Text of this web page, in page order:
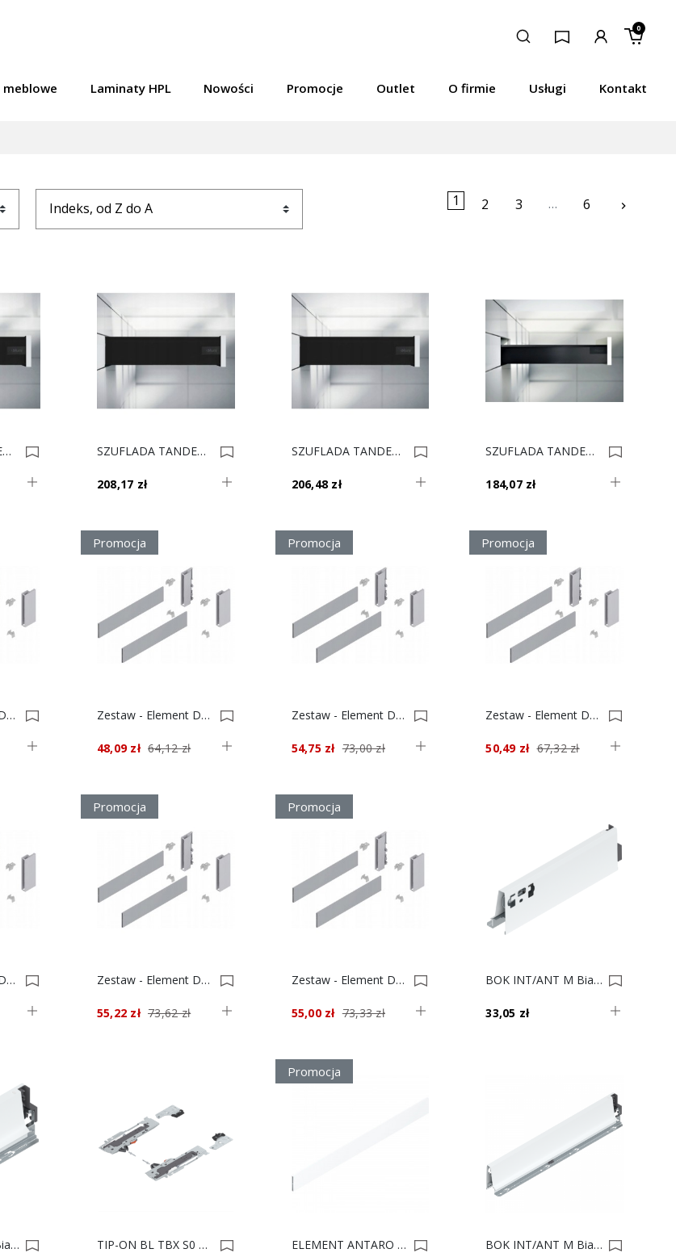
Laminaty HPL Nowości Promocje Outlet O firmie Usługi Kontakt
0
1 2 3 … 6 keyboard_arrow_right
SZUFLADA TANDEMBOX Wysokość K L-270 Czarna 0022653 SZUFLADA TANDEMBOX Wysokość K L-300 Czarna 0022652
208,17 zł
SZUFLADA TANDEMBOX Wysokość K L-400 Czarna 0022651
206,48 zł
SZUFLADA TANDEMBOX Wysokość N L-400 Czarna 0022628
184,07 zł
Zestaw - Element Dekoracyjny + Uchwyt, Tandembox Antaro Wys. D Dł.650 Czarny 0022620
Promocja
Zestaw - Element Dekoracyjny + Uchwyt, Tandembox Antaro Wys. D Dł.450 Czarny 0022619
48,09 zł 64,12 zł
Promocja
Zestaw - Element Dekoracyjny + Uchwyt, Tandembox Antaro Wys. C Dł.500 Szary 0022610
54,75 zł 73,00 zł
Promocja
Zestaw - Element Dekoracyjny + Uchwyt, Tandembox Antaro Wys. C Dł.450 Czarny 0022608
50,49 zł 67,32 zł
Zestaw - Element Dekoracyjny + Uchwyt, Tandembox Antaro Wys. C Dł.500 Czarny 0022604
Promocja
Zestaw - Element Dekoracyjny + Uchwyt, Tandembox Antaro Wys. C Dł.650 Czarny 0022603
55,22 zł 73,62 zł
Promocja
Zestaw - Element Dekoracyjny + Uchwyt, Tandembox Antaro Wys. D Dł.450 Biały 0022597
55,00 zł 73,33 zł
BOK INT/ANT M Biały 27 378M2702SA P 0022035
33,05 zł
BOK INT/ANT M Biały 27 378M2702SA L 0022034 TIP-ON BL TBX S0 T60B3030 L27-30 Biały 0016022
Promocja
ELEMENT ANTARO Biały C 45cm Z37A417C** 0014831 BOK INT/ANT M Biały 40 L 378M4002SA L 0014718